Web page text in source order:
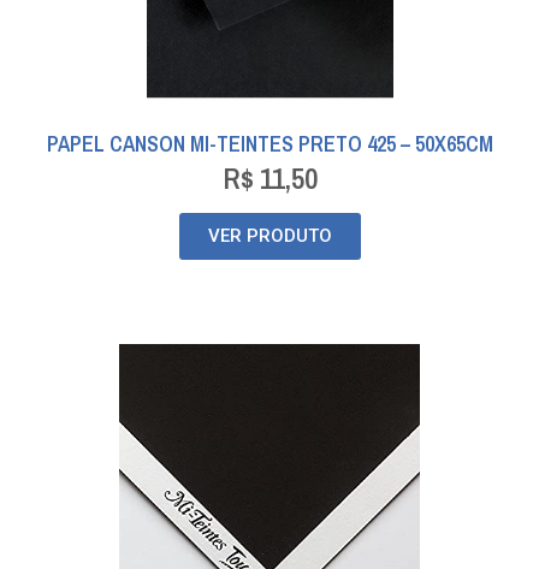
PAPEL CANSON MI-TEINTES PRETO 425 – 50X65CM
R$ 11,50
VER PRODUTO